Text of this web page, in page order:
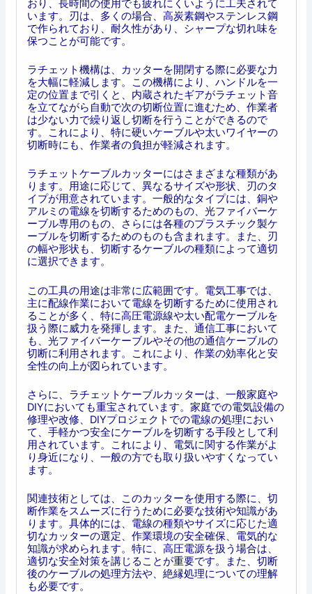
おり、長時間の使用でも疲れにくいように工夫されて
います。刃は、多くの場合、高炭素鋼やステンレス鋼
で作られており、耐久性があり、シャープな切れ味を
保つことが可能です。
ラチェット機構は、カッターを開閉する際に必要な力
を大幅に軽減します。この機構により、ハンドルを一
定の位置まで引くと、内蔵されたギアがラチェット音
を立てながら自動で次の切断位置に進むため、作業者
は少ない力で繰り返し切断を行うことができるので
す。これにより、特に硬いケーブルや太いワイヤーの
切断時にも、作業者の負担が軽減されます。
ラチェットケーブルカッターにはさまざまな種類があ
ります。用途に応じて、異なるサイズや形状、刃のタ
イプが用意されています。一般的なタイプには、銅や
アルミの電線を切断するためのもの、光ファイバーケ
ーブル専用のもの、さらには各種のプラスチック製ケ
ーブルを切断するためのものも含まれます。また、刃
の幅や形状も、切断するケーブルの種類によって適切
に選択できます。
この工具の用途は非常に広範囲です。電気工事では、
主に配線作業において電線を切断するために使用され
ることが多く、特に高圧電源線や太い配電ケーブルを
扱う際に威力を発揮します。また、通信工事において
も、光ファイバーケーブルやその他の通信ケーブルの
切断に利用されます。これにより、作業の効率化と安
全性の向上が図られています。
さらに、ラチェットケーブルカッターは、一般家庭や
DIYにおいても重宝されています。家庭での電気設備の
修理や改修、DIYプロジェクトでの電線の処理におい
て、手軽かつ安全にケーブルを切断する手段として利
用されています。これにより、電気に関する作業がよ
り身近になり、一般の方でも取り扱いやすくなってい
ます。
関連技術としては、このカッターを使用する際に、切
断作業をスムーズに行うために必要な技術や知識があ
ります。具体的には、電線の種類やサイズに応じた適
切なカッターの選定、作業環境の安全確保、電気的な
知識が求められます。特に、高圧電源を扱う場合は、
適切な安全対策を講じることが重要です。また、切断
後のケーブルの処理方法や、絶縁処理についての理解
も必要です。